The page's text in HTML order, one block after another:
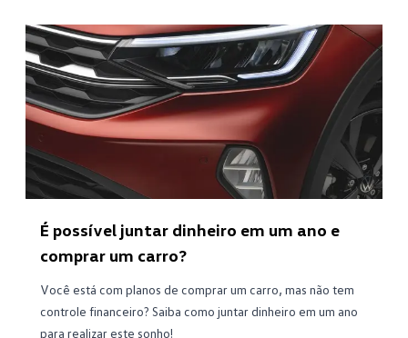
É possível juntar dinheiro em um ano e
comprar um carro?
Você está com planos de comprar um carro, mas não tem
controle financeiro? Saiba como juntar dinheiro em um ano
para realizar este sonho!